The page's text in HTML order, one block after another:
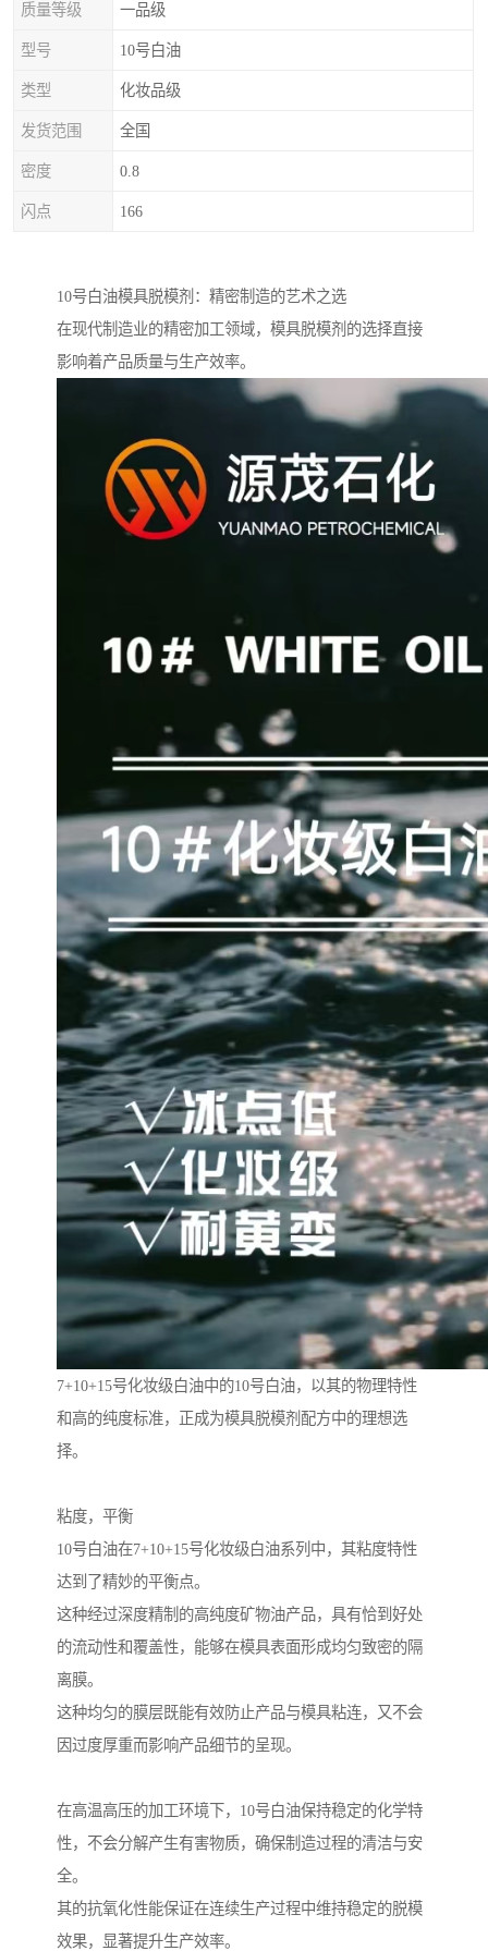
质量等级 一品级
型号 10号白油
类型 化妆品级
发货范围 全国
密度 0.8
闪点 166
10号白油模具脱模剂：精密制造的艺术之选
在现代制造业的精密加工领域，模具脱模剂的选择直接
影响着产品质量与生产效率。
7+10+15号化妆级白油中的10号白油，以其的物理特性
和高的纯度标准，正成为模具脱模剂配方中的理想选
择。
粘度，平衡
10号白油在7+10+15号化妆级白油系列中，其粘度特性
达到了精妙的平衡点。
这种经过深度精制的高纯度矿物油产品，具有恰到好处
的流动性和覆盖性，能够在模具表面形成均匀致密的隔
离膜。
这种均匀的膜层既能有效防止产品与模具粘连，又不会
因过度厚重而影响产品细节的呈现。
在高温高压的加工环境下，10号白油保持稳定的化学特
性，不会分解产生有害物质，确保制造过程的清洁与安
全。
其的抗氧化性能保证在连续生产过程中维持稳定的脱模
效果，显著提升生产效率。